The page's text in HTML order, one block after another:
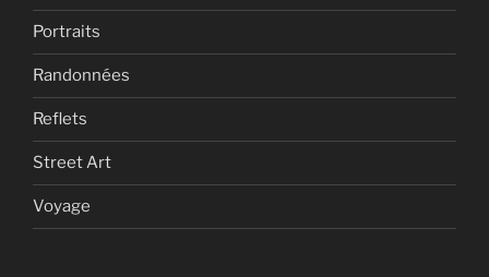
Portraits
Randonnées
Reflets
Street Art
Voyage